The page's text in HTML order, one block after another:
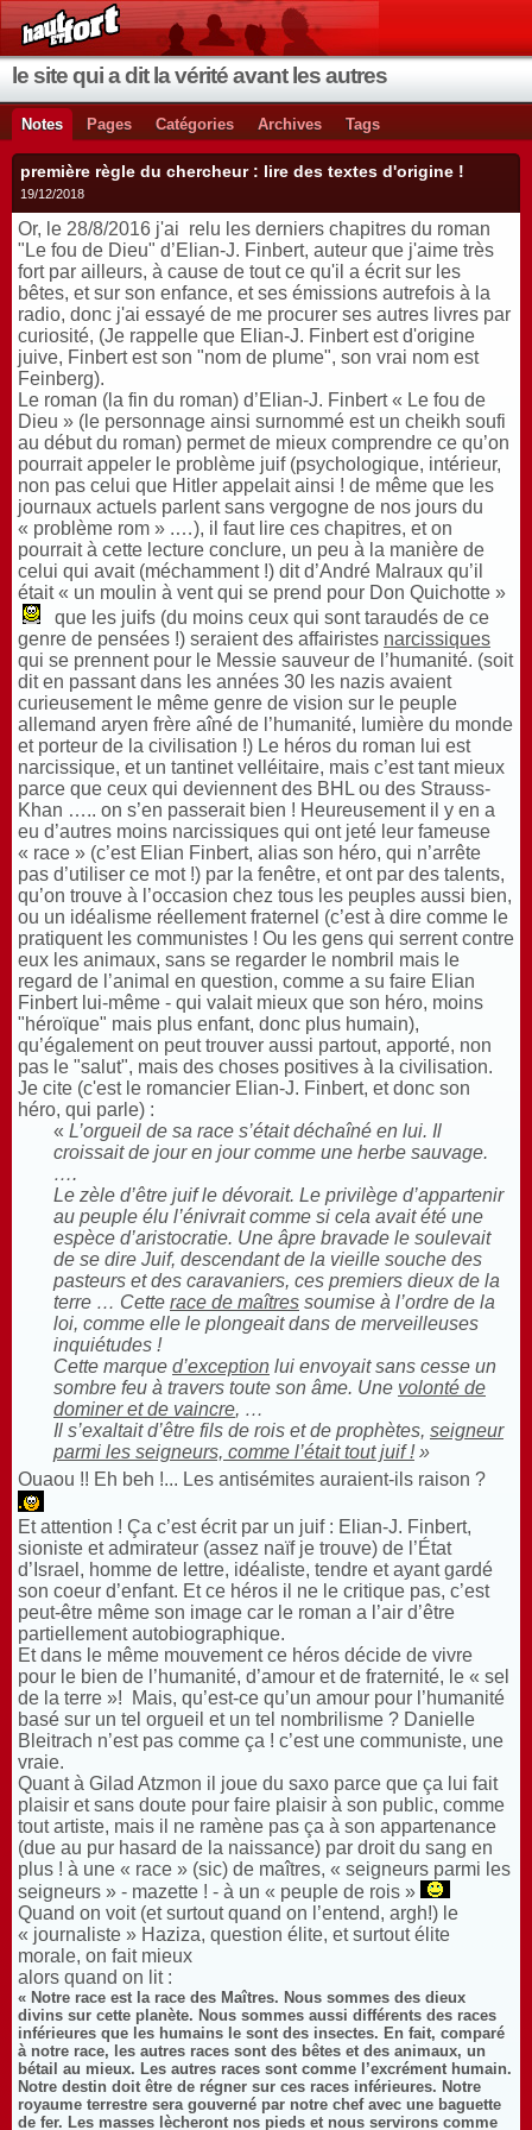
le site qui a dit la vérité avant les autres
Notes Pages Catégories Archives Tags
première règle du chercheur : lire des textes d'origine !
19/12/2018
Or, le 28/8/2016 j'ai relu les derniers chapitres du roman
"Le fou de Dieu" d’Elian-J. Finbert, auteur que j'aime très
fort par ailleurs, à cause de tout ce qu'il a écrit sur les
bêtes, et sur son enfance, et ses émissions autrefois à la
radio, donc j'ai essayé de me procurer ses autres livres par
curiosité, (Je rappelle que Elian-J. Finbert est d'origine
juive, Finbert est son "nom de plume", son vrai nom est
Feinberg).
Le roman (la fin du roman) d’Elian-J. Finbert « Le fou de
Dieu » (le personnage ainsi surnommé est un cheikh soufi
au début du roman) permet de mieux comprendre ce qu’on
pourrait appeler le problème juif (psychologique, intérieur,
non pas celui que Hitler appelait ainsi ! de même que les
journaux actuels parlent sans vergogne de nos jours du
« problème rom » .…), il faut lire ces chapitres, et on
pourrait à cette lecture conclure, un peu à la manière de
celui qui avait (méchamment !) dit d’André Malraux qu’il
était « un moulin à vent qui se prend pour Don Quichotte »
que les juifs (du moins ceux qui sont taraudés de ce
genre de pensées !) seraient des affairistes narcissiques
qui se prennent pour le Messie sauveur de l’humanité. (soit
dit en passant dans les années 30 les nazis avaient
curieusement le même genre de vision sur le peuple
allemand aryen frère aîné de l’humanité, lumière du monde
et porteur de la civilisation !) Le héros du roman lui est
narcissique, et un tantinet velléitaire, mais c’est tant mieux
parce que ceux qui deviennent des BHL ou des Strauss-
Khan ….. on s’en passerait bien ! Heureusement il y en a
eu d’autres moins narcissiques qui ont jeté leur fameuse
« race » (c’est Elian Finbert, alias son héro, qui n’arrête
pas d’utiliser ce mot !) par la fenêtre, et ont par des talents,
qu’on trouve à l’occasion chez tous les peuples aussi bien,
ou un idéalisme réellement fraternel (c’est à dire comme le
pratiquent les communistes ! Ou les gens qui serrent contre
eux les animaux, sans se regarder le nombril mais le
regard de l’animal en question, comme a su faire Elian
Finbert lui-même - qui valait mieux que son héro, moins
"héroïque" mais plus enfant, donc plus humain),
qu’également on peut trouver aussi partout, apporté, non
pas le "salut", mais des choses positives à la civilisation.
Je cite (c'est le romancier Elian-J. Finbert, et donc son
héro, qui parle) :
« L’orgueil de sa race s’était déchaîné en lui. Il
croissait de jour en jour comme une herbe sauvage.
….
Le zèle d’être juif le dévorait. Le privilège d’appartenir
au peuple élu l’énivrait comme si cela avait été une
espèce d’aristocratie. Une âpre bravade le soulevait
de se dire Juif, descendant de la vieille souche des
pasteurs et des caravaniers, ces premiers dieux de la
terre … Cette race de maîtres soumise à l’ordre de la
loi, comme elle le plongeait dans de merveilleuses
inquiétudes !
Cette marque d’exception lui envoyait sans cesse un
sombre feu à travers toute son âme. Une volonté de
dominer et de vaincre, …
Il s’exaltait d’être fils de rois et de prophètes, seigneur
parmi les seigneurs, comme l’était tout juif !»
Ouaou !! Eh beh !... Les antisémites auraient-ils raison ?
Et attention ! Ça c’est écrit par un juif : Elian-J. Finbert,
sioniste et admirateur (assez naïf je trouve) de l’État
d’Israel, homme de lettre, idéaliste, tendre et ayant gardé
son coeur d’enfant. Et ce héros il ne le critique pas, c’est
peut-être même son image car le roman a l’air d’être
partiellement autobiographique.
Et dans le même mouvement ce héros décide de vivre
pour le bien de l’humanité, d’amour et de fraternité, le « sel
de la terre »! Mais, qu’est-ce qu’un amour pour l’humanité
basé sur un tel orgueil et un tel nombrilisme ? Danielle
Bleitrach n’est pas comme ça ! c’est une communiste, une
vraie.
Quant à Gilad Atzmon il joue du saxo parce que ça lui fait
plaisir et sans doute pour faire plaisir à son public, comme
tout artiste, mais il ne ramène pas ça à son appartenance
(due au pur hasard de la naissance) par droit du sang en
plus ! à une « race » (sic) de maîtres, « seigneurs parmi les
seigneurs » - mazette ! - à un « peuple de rois »
Quand on voit (et surtout quand on l’entend, argh!) le
« journaliste » Haziza, question élite, et surtout élite
morale, on fait mieux
alors quand on lit :
« Notre race est la race des Maîtres. Nous sommes des dieux
divins sur cette planète. Nous sommes aussi différents des races
inférieures que les humains le sont des insectes. En fait, comparé
à notre race, les autres races sont des bêtes et des animaux, un
bétail au mieux. Les autres races sont comme l’excrément humain.
Notre destin doit être de régner sur ces races inférieures. Notre
royaume terrestre sera gouverné par notre chef avec une baguette
de fer. Les masses lècheront nos pieds et nous servirons comme